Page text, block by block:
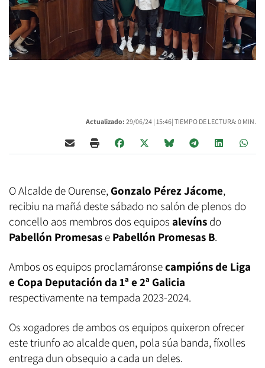
Actualizado: 29/06/24 | 15:46| TIEMPO DE LECTURA: 0 MIN.
O Alcalde de Ourense, Gonzalo Pérez Jácome,
recibiu na mañá deste sábado no salón de plenos do
concello aos membros dos equipos alevíns do
Pabellón Promesas e Pabellón Promesas B.
Ambos os equipos proclamáronsecampións de Liga
e Copa Deputación da 1ª e 2ª Galicia
respectivamente na tempada 2023-2024.
Os xogadores de ambos os equipos quixeron ofrecer
este triunfo ao alcalde quen, pola súa banda, fíxolles
entrega dun obsequio a cada un deles.